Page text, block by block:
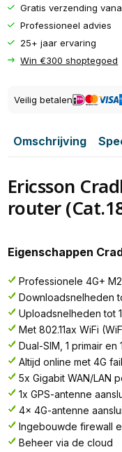
Gratis verzending
Professioneel advies
25+ jaar ervaring
Win €300 shoptegoed
Veilig betalen
Omschrijving
Ericsson
router
Eigenschappen
Professionele 4G+
Downloadsnelheden
Uploadsnelheden tot
Met 802.11ax WiFi
Dual-SIM, 1 primair en
Altijd online met 4G
5x Gigabit WAN/LAN
1x GPS-antenne
4x 4G-antenne
Ingebouwde firewall
Beheer via de cloud